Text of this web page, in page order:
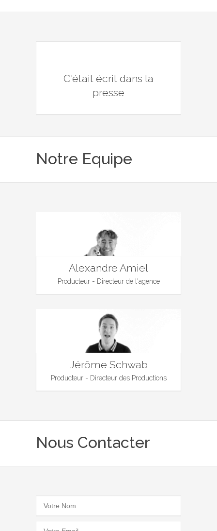
C'était écrit dans la
presse
Notre Equipe
Alexandre Amiel
Producteur - Directeur de l'agence
Jérôme Schwab
Producteur - Directeur des Productions
Nous Contacter